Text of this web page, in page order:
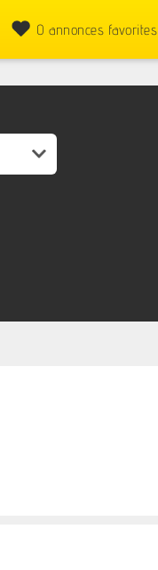
0 annonces favorites